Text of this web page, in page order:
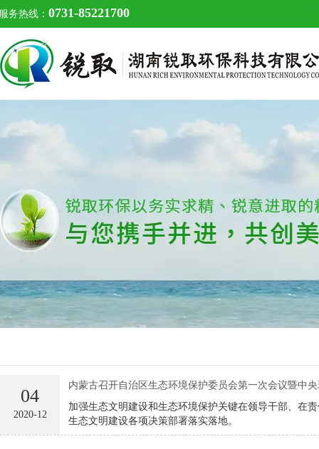
务热线： 0731-85221700
04
2020-12
内蒙古召开自治区生态环境保护委员会第一次会议暨中
加强生态文明建设和生态环境保护关键在领导干部、在
生态文明建设各项决策部署落实落地。